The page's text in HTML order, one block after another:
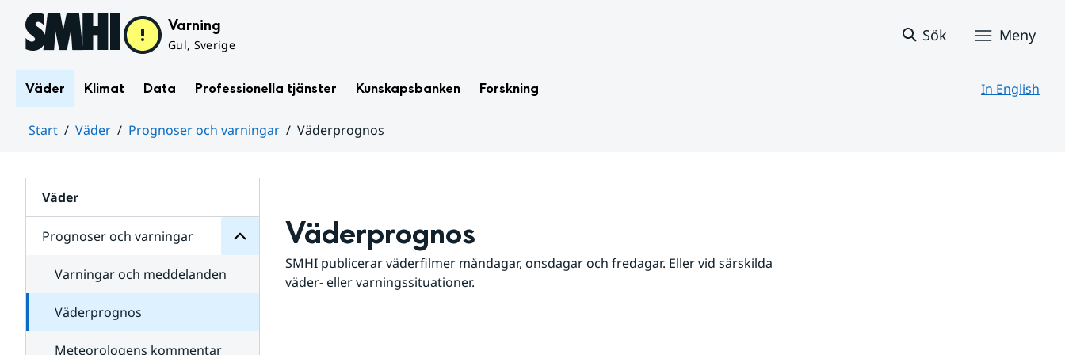
Hoppa till sidans innehåll Varning
Gul, Sverige
Sök Meny
Väder Klimat Data Professionella tjänster Kunskapsbanken Forskning In English
Start Väder Prognoser och varningar
Väderprognos
Väder
Prognoser och varningar
för
varningar
Varningar och meddelanden
Väderprognos
Meteorologens kommentar
Väderprognos
SMHI publicerar väderfilmer måndagar, onsdagar och fredagar. Eller vid särskilda
väder- eller varningssituationer.